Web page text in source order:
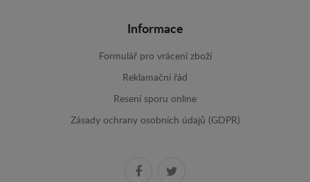
Informace
Formulář pro vrácení zboží
Reklamační řád
Resení sporu online
Zásady ochrany osobních údajů (GDPR)